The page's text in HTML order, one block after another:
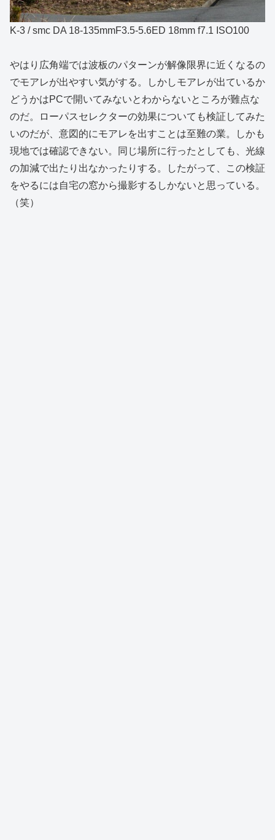
K-3 / smc DA 18-135mmF3.5-5.6ED 18mm f7.1 ISO100
やはり広角端では波板のパターンが解像限界に近くなるの
でモアレが出やすい気がする。しかしモアレが出ているか
どうかはPCで開いてみないとわからないところが難点な
のだ。ローパスセレクターの効果についても検証してみた
いのだが、意図的にモアレを出すことは至難の業。しかも
現地では確認できない。同じ場所に行ったとしても、光線
の加減で出たり出なかったりする。したがって、この検証
をやるには自宅の窓から撮影するしかないと思っている。
（笑）